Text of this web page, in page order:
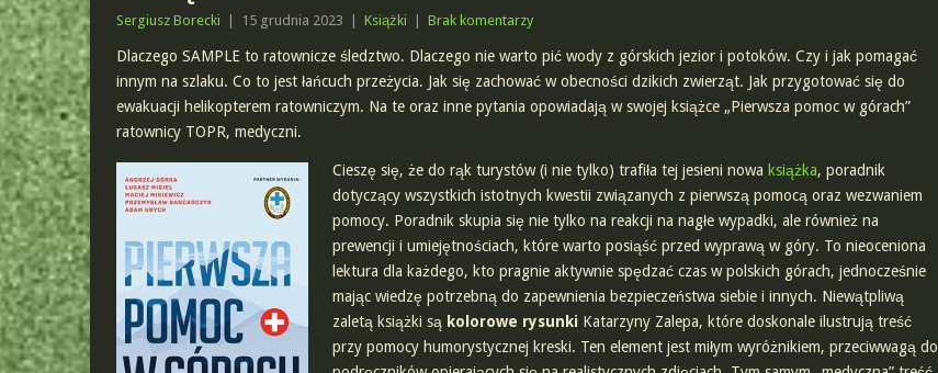
Sergiusz Borecki 15 grudnia 2023 Książki Brak komentarzy
Dlaczego SAMPLE to ratownicze śledztwo. Dlaczego nie warto pić wody z górskich jezior i potoków. Czy i jak pomagać
innym na szlaku. Co to jest łańcuch przeżycia. Jak się zachować w obecności dzikich zwierząt. Jak przygotować się do
ewakuacji helikopterem ratowniczym. Na te oraz inne pytania opowiadają w swojej książce „Pierwsza pomoc w górach”
ratownicy TOPR, medyczni.
Cieszę się, że do rąk turystów (i nie tylko) trafiła tej jesieni nowa książka, poradnik
dotyczący wszystkich istotnych kwestii związanych z pierwszą pomocą oraz wezwaniem
pomocy. Poradnik skupia się nie tylko na reakcji na nagłe wypadki, ale również na
prewencji i umiejętnościach, które warto posiąść przed wyprawą w góry. To nieoceniona
lektura dla każdego, kto pragnie aktywnie spędzać czas w polskich górach, jednocześnie
mając wiedzę potrzebną do zapewnienia bezpieczeństwa siebie i innych. Niewątpliwą
zaletą książki są kolorowe rysunkiKatarzyny Zalepa, które doskonale ilustrują treść
przy pomocy humorystycznej kreski. Ten element jest miłym wyróżnikiem, przeciwwagą do